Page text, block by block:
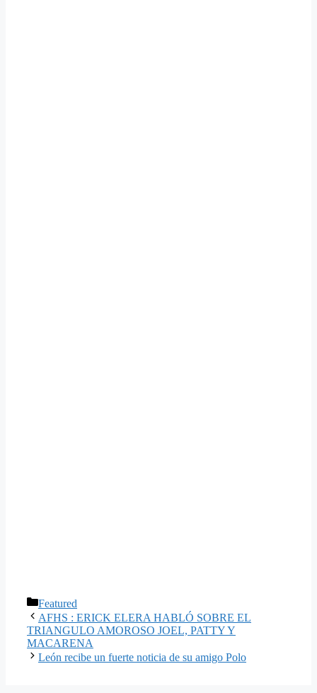
Categorías
Featured
AFHS : ERICK ELERA HABLÓ SOBRE EL
TRIANGULO AMOROSO JOEL, PATTY Y
MACARENA
León recibe un fuerte noticia de su amigo Polo